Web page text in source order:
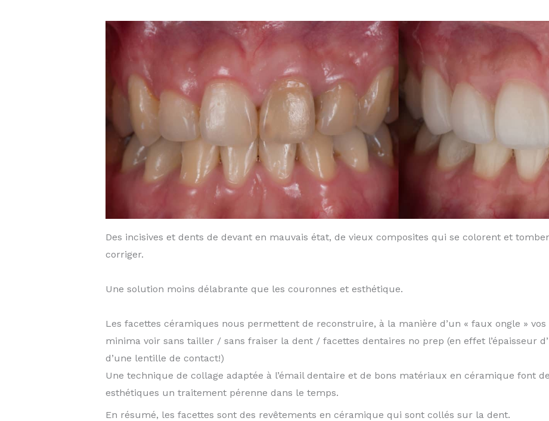
Des incisives et dents de devant en mauvais état, de vieux composites qui se colorent et
corriger.
Une solution moins délabrante que les couronnes et esthétique.
Les facettes céramiques nous permettent de reconstruire, à la manière d’un « faux ongle »
minima voir sans tailler / sans fraiser la dent / facettes dentaires no prep (en effet l’épaisseur
d’une lentille de contact!)
Une technique de collage adaptée à l’émail dentaire et de bons matériaux en céramique font
esthétiques un traitement pérenne dans le temps.
En résumé, les facettes sont des revêtements en céramique qui sont collés sur la dent.